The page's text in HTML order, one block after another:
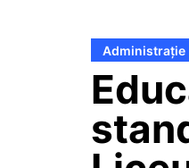
Administrație